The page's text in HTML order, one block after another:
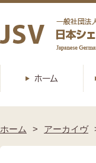
ホーム アーカイヴ